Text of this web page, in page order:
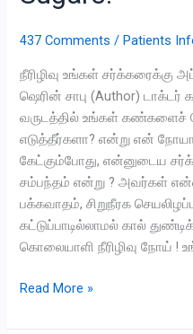
437 Comments / Patients
நீரிழிவு உங்கள் சர்க்கரைக்கு
ஷெரின் சாபு (Author)
வருடத்தில் உங்கள் கண்களைச்
எடுத்தீர்களா? என்று என்
கேட்கும்போது, ​​என்னுடைய
சம்பந்தம் என்று ? அவர்கள்
பக்கவாதம், சிறுநீரக
கட்டுப்பாடில்லாமல் கால்
கொலையாளி நீரிழிவு நோய் !
Read More »